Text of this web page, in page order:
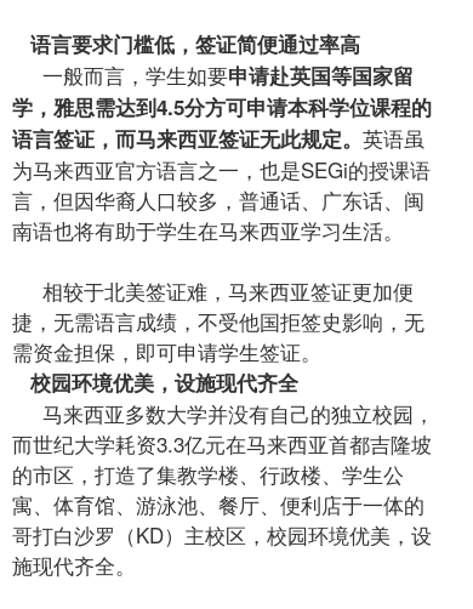
语言要求门槛低，签证简便通过率高
一般而言，学生如要申请赴英国等国家留
学，雅思需达到4.5分方可申请本科学位课程的
语言签证，而马来西亚签证无此规定。 英语虽
为马来西亚官方语言之一，也是SEGi的授课语
言，但因华裔人口较多，普通话、广东话、闽
南语也将有助于学生在马来西亚学习生活。
相较于北美签证难，马来西亚签证更加便
捷，无需语言成绩，不受他国拒签史影响，无
需资金担保，即可申请学生签证。
校园环境优美，设施现代齐全
马来西亚多数大学并没有自己的独立校园，
而世纪大学耗资3.3亿元在马来西亚首都吉隆坡
的市区，打造了集教学楼、行政楼、学生公
寓、体育馆、游泳池、餐厅、便利店于一体的
哥打白沙罗（KD）主校区，校园环境优美，设
施现代齐全。